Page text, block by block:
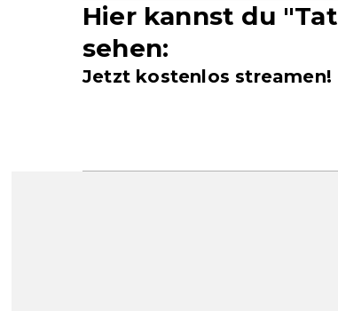
Hier kannst du
sehen:
Jetzt kostenlos streamen!